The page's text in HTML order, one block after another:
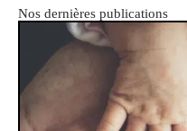
Nos dernières publications